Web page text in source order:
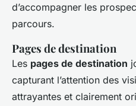
d’accompagner les
parcours.
Pages de destination
Les pages de destination
capturant l’attention des
attrayantes et clairement